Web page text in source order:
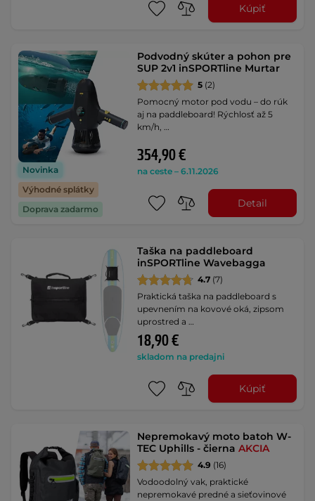
Kúpiť
Novinka
Výhodné splátky
Doprava zadarmo
Podvodný skúter a pohon pre
SUP 2v1 inSPORTline Murtar
5 (2)
Pomocný motor pod vodu – do rúk
aj na paddleboard! Rýchlosť až 5
km/h, …
354,90 €
na ceste – 6.11.2026
Detail
Taška na paddleboard
inSPORTline Wavebagga
4.7 (7)
Praktická taška na paddleboard s
upevnením na kovové oká, zipsom
uprostred a …
18,90 €
skladom na predajni
Kúpiť
Nepremokavý moto batoh W-
TEC Uphills - čiernaAKCIA
4.9 (16)
Vodoodolný vak, praktické
nepremokavé predné a sieťovinové